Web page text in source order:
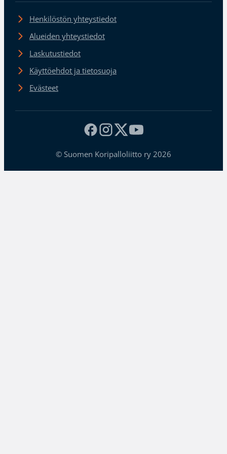
Henkilöstön yhteystiedot
Alueiden yhteystiedot
Laskutustiedot
Käyttöehdot ja tietosuoja
Evästeet
© Suomen Koripalloliitto ry 2026